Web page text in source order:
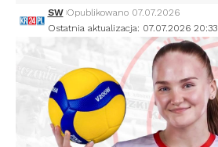
Ostatnia aktualizacja: 07.07.2026 20:33
SW Opublikowano 07.07.2026